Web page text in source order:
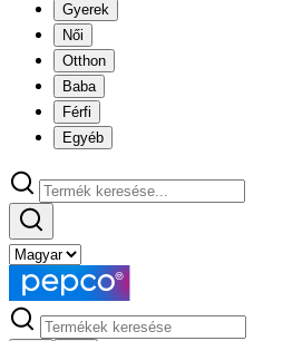
Gyerek
Női
Otthon
Baba
Férfi
Egyéb